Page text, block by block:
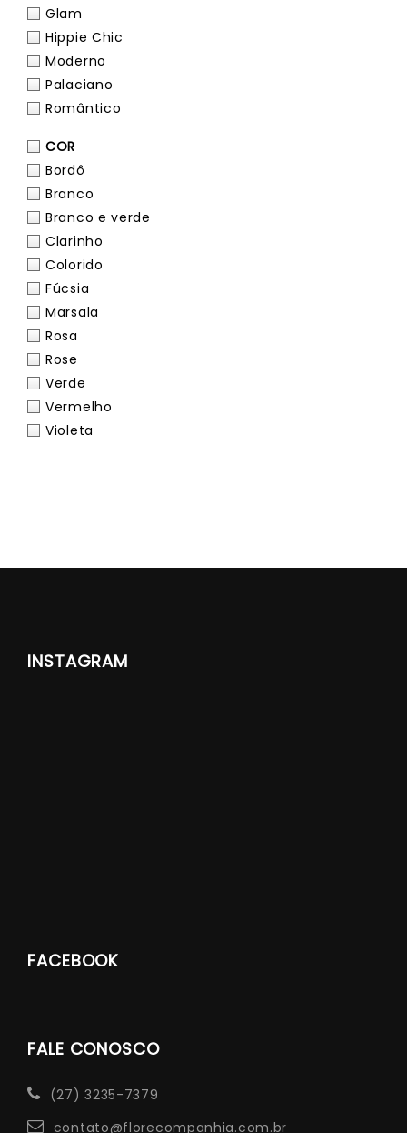
Glam
Hippie Chic
Moderno
Palaciano
Romântico
COR
Bordô
Branco
Branco e verde
Clarinho
Colorido
Fúcsia
Marsala
Rosa
Rose
Verde
Vermelho
Violeta
INSTAGRAM
FACEBOOK
FALE CONOSCO
(27) 3235-7379
contato@florecompanhia.com.br